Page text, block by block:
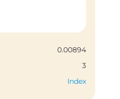
0.00894
3
Index